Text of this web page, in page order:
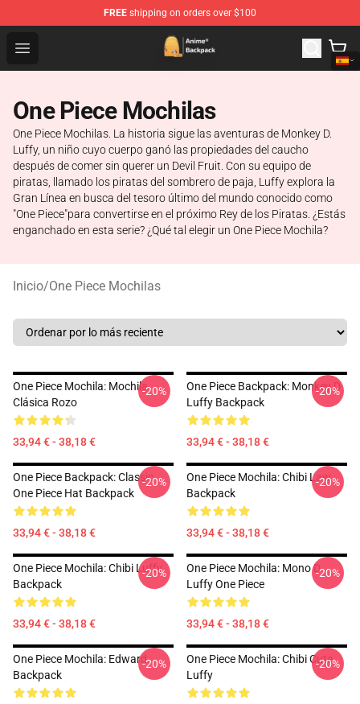
FREE shipping on orders over $100
Open menu
Anime Backpack Shop - Official Anime Backpack Store
One Piece Mochilas
One Piece Mochilas. La historia sigue las aventuras de Monkey D.
Luffy, un niño cuyo cuerpo ganó las propiedades del caucho
después de comer sin querer un Devil Fruit. Con su equipo de
piratas, llamado los piratas del sombrero de paja, Luffy explora la
Gran Línea en busca del tesoro último del mundo conocido como
"One Piece"para convertirse en el próximo Rey de los Piratas. ¿Estás
enganchado en esta serie? ¿Qué tal elegir un One Piece Mochila?
Inicio/One Piece Mochilas
One Piece Mochila: Mochila
Clásica Rozo
33,94 € - 38,18 €
-20%
One Piece Backpack: Monkey D
Luffy Backpack
33,94 € - 38,18 €
-20%
One Piece Backpack: Classic
One Piece Hat Backpack
33,94 € - 38,18 €
-20%
One Piece Mochila: Chibi Law
Backpack
33,94 € - 38,18 €
-20%
One Piece Mochila: Chibi Luffy
Backpack
33,94 € - 38,18 €
-20%
One Piece Mochila: Mono D
Luffy One Piece
33,94 € - 38,18 €
-20%
One Piece Mochila: Edward
Backpack
-20%
One Piece Mochila: Chibi Cute
Luffy
-20%